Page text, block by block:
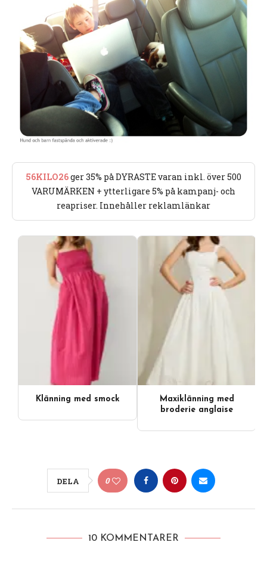
56KILO26ger 35% på DYRASTE varan inkl. över 500
VARUMÄRKEN + ytterligare 5% på kampanj- och
reapriser. Innehåller reklamlänkar
Klänning med smock
Maxiklänning med
broderie anglaise
DELA 0
10 KOMMENTARER